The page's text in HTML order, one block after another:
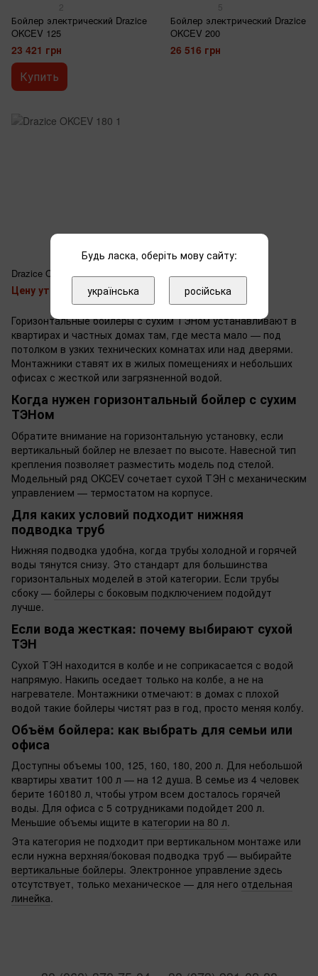
2
Бойлер электрический Drazice
OKCEV 125
23 421 грн
Купить
5
Бойлер электрический Drazice
OKCEV 200
26 516 грн
Drazice OKCEV 180
Цену уточняйте
Горизонтальные бойлеры с сухим ТЭНом устанавливают в
квартирах и частных домах там, где места мало — под
потолком в узких технических комнатах или над дверями.
Монтажники ставят их в жилых помещениях и небольших
офисах с жесткой или загрязненной водой.
Когда нужен горизонтальный бойлер с сухим
ТЭНом
Обратите внимание на горизонтальную установку, если
вертикальный бойлер не влезает по высоте. Навесной тип
крепления позволяет разместить модель под стелой.
Модельный ряд OKCEV сочетает сухой ТЭН с механическим
управлением — термостатом на корпусе.
Для каких условий подходит нижняя
подводка труб
Нижняя подводка удобна, когда трубы холодной и горячей
воды тянутся снизу. Это стандарт для большинства
горизонтальных моделей в этой категории. Если трубы
сбоку — бойлеры с боковым подключением подойдут
лучше.
Если вода жесткая: почему выбирают сухой
ТЭН
Сухой ТЭН находится в колбе и не соприкасается с водой
напрямую. Накипь оседает только на колбе, а не на
нагревателе. Монтажники отмечают: в домах с плохой
водой такие бойлеры чистят раз в год, просто меняя колбу.
Объём бойлера: как выбрать для семьи или
офиса
Доступны объемы 100, 125, 160, 180, 200 л. Для небольшой
квартиры хватит 100 л — на 12 душа. В семье из 4 человек
берите 160180 л, чтобы утром всем досталось горячей
воды. Для офиса с 5 сотрудниками подойдет 200 л.
Меньшие объемы ищите в категории на 80 л.
Эта категория не подходит при вертикальном монтаже или
если нужна верхняя/боковая подводка труб — выбирайте
вертикальные бойлеры. Электронное управление здесь
отсутствует, только механическое — для него отдельная
линейка.
Будь ласка, оберіть мову сайту:
українська російська